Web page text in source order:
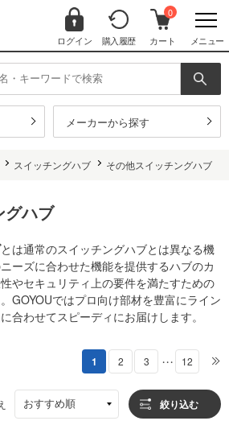
ログイン 購入履歴
0
カート メニュー
メーカーから探す
スイッチングハブ その他スイッチングハブ
グハブ
とは通常のスイッチングハブとは異なる機
ーズに合わせた機能を提供するハブのカ
やセキュリティ上の要件を満たすための
GOYOUではプロ向け部材を豊富にライン
合わせてスピーディにお届けします。
1 2 3 ・・・ 12
おすすめ順 絞り込む